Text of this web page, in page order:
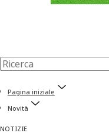
Pagina iniziale
Novità
NOTIZIE